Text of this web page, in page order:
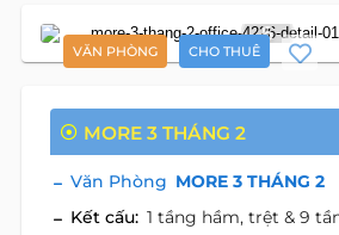
VĂN PHÒNG CHO THUÊ
5
MORE 3 THÁNG 2
Văn Phòng MORE 3 THÁNG 2
Kết cấu: 1 tầng hầm, trệt & 9